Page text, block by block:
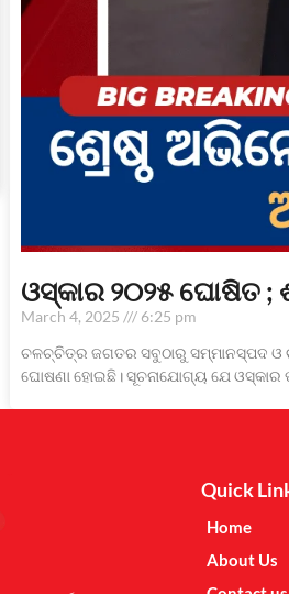
ଓସ୍କାର ୨୦୨୫ ଘୋଷିତ
March 4, 2025
6:25 pm
ଚଳଚ୍ଚିତ୍ର ଜଗତର ସବୁଠାରୁ ସମ୍ମାନସ୍ପଦ ଓ
ଘୋଷଣା ହୋଇଛି। ସୂଚନାଯୋଗ୍ୟ ଯେ ଓସ୍କାର
Quick
Home
About Us